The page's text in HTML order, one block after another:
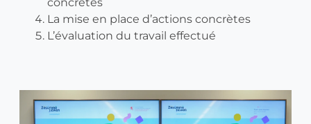
La mise en place d’actions concrètes
L’évaluation du travail effectué